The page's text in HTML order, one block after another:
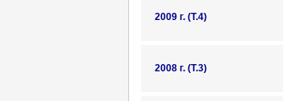
2009 г. (Т.4)
2008 г. (Т.3)